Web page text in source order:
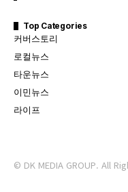
Top Categories
커버스토리
로컬뉴스
타운뉴스
이민뉴스
라이프
© DK MEDIA GROUP. All